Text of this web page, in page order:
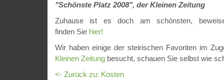
"Schönste Platz 2008", der Kleinen Zeitung
Zuhause ist es doch am schönsten,
finden Sie hier!
Wir haben einige der steirischen Favoriten im
Kleinen Zeitung besucht, schauen Sie selbst wie
<- Zurück zu: Kosten